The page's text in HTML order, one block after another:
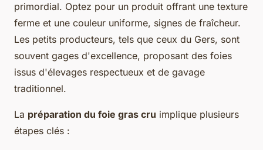
primordial. Optez pour un produit offrant une texture
ferme et une couleur uniforme, signes de fraîcheur.
Les petits producteurs, tels que ceux du Gers, sont
souvent gages d'excellence, proposant des foies
issus d'élevages respectueux et de gavage
traditionnel.
La préparation du foie gras cru implique plusieurs
étapes clés :